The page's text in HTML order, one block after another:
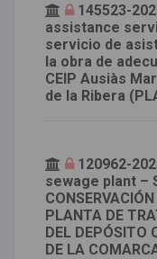
145523-
assistance
servicio de
la obra de
CEIP Ausiàs
de la Ribera
120962-
sewage plant –
PLANTA DE
DEL DEPÓSITO
DE LA